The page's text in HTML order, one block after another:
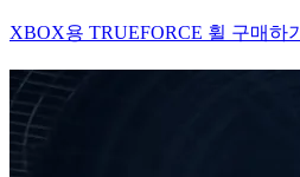
XBOX용 TRUEFORCE 휠 구매하기